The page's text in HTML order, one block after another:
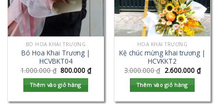
BÓ HOA KHAI TRƯƠNG
Bó Hoa Khai Trương |
HCVBKT04
1.000.000₫ 800.000₫
Thêm vào giỏ hàng
HOA KHAI TRƯƠNG
Kệ chúc mừng khai trương |
HCVKKT2
3.000.000₫ 2.600.000 ₫
Thêm vào giỏ hàng